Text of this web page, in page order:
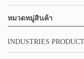
หมวดหมู่สินค้า
INDUSTRIES